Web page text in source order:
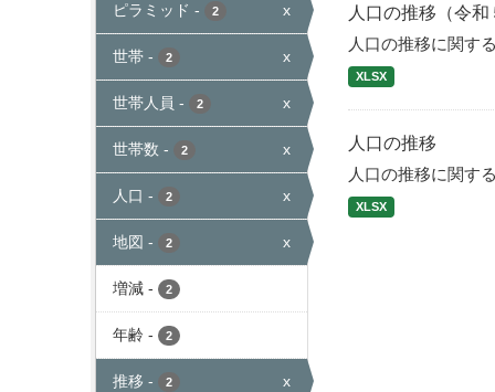
ピラミッド - 2 x
世帯 - 2 x
世帯人員 - 2 x
世帯数 - 2 x
人口 - 2 x
地図 - 2 x
増減 - 2
年齢 - 2
推移 - 2 x
人口の推移（令和
人口の推移に関す
XLSX
人口の推移
人口の推移に関す
XLSX